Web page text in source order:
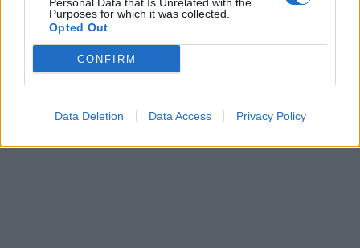
Purposes for which it was collected.
Opted Out
CONFIRM
Data Deletion Data Access Privacy Policy